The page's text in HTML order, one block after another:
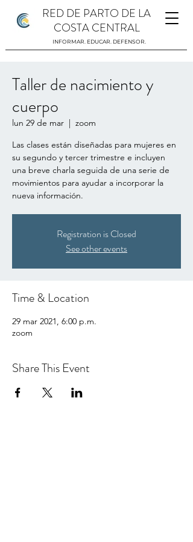
RED DE PARTO DE LA
COSTA CENTRAL
INFORMAR. EDUCAR. DEFENSOR.
Taller de nacimiento y
cuerpo
lun 29 de mar
  |
zoom
Las clases están diseñadas para mujeres en
su segundo y tercer trimestre e incluyen
una breve charla seguida de una serie de
movimientos para ayudar a incorporar la
nueva información.
Registration is Closed
See other events
Time & Location
29 mar 2021, 6:00 p.m.
zoom
Share This Event